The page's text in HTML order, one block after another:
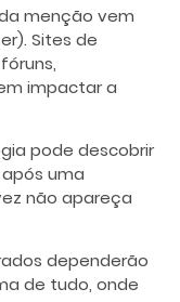
menção vem
Sites de
impactar a
pode descobrir
uma
não apareça
dependerão
de tudo, onde